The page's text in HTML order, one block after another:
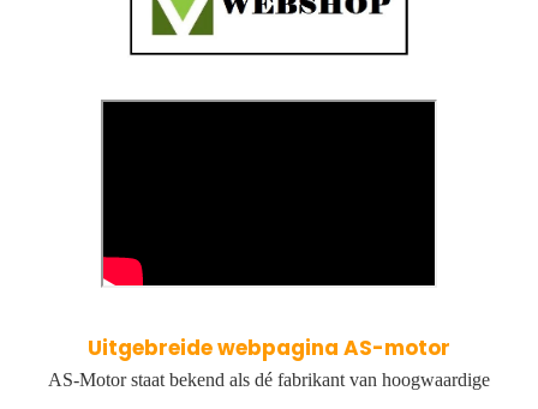
Uitgebreide webpagina AS-motor
AS-Motor staat bekend als dé fabrikant van hoogwaardige